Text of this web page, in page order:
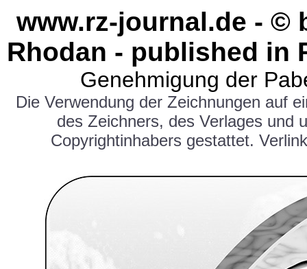
www.rz-journal.de - ©
Rhodan - published in
Genehmigung der
Die Verwendung der Zeichnungen auf
des Zeichners, des Verlages und
Copyrightinhabers gestattet.